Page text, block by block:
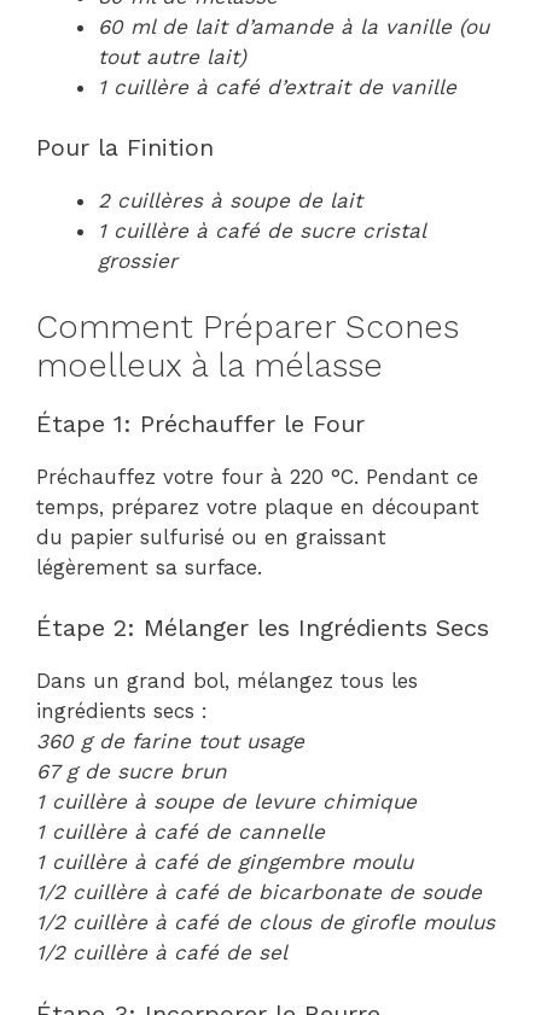
60 ml de lait d’amande à la vanille (ou
tout autre lait)
1 cuillère à café d’extrait de vanille
Pour la Finition
2 cuillères à soupe de lait
1 cuillère à café de sucre cristal
grossier
Comment Préparer Scones
moelleux à la mélasse
Étape 1: Préchauffer le Four
Préchauffez votre four à 220 °C. Pendant ce
temps, préparez votre plaque en découpant
du papier sulfurisé ou en graissant
légèrement sa surface.
Étape 2: Mélanger les Ingrédients Secs
Dans un grand bol, mélangez tous les
ingrédients secs :
360 g de farine tout usage
67 g de sucre brun
1 cuillère à soupe de levure chimique
1 cuillère à café de cannelle
1 cuillère à café de gingembre moulu
1/2 cuillère à café de bicarbonate de soude
1/2 cuillère à café de clous de girofle moulus
1/2 cuillère à café de sel